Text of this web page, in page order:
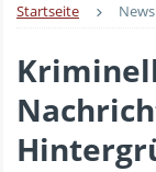
Startseite